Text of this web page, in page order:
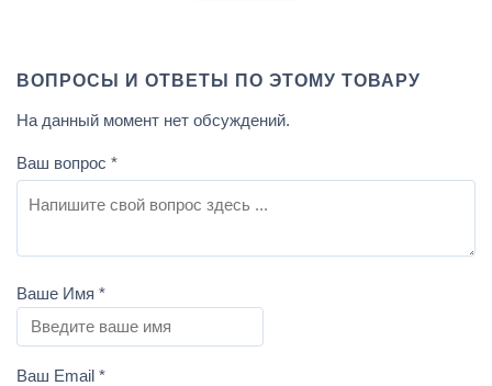
ВОПРОСЫ И ОТВЕТЫ ПО ЭТОМУ ТОВАРУ
На данный момент нет обсуждений.
Ваш вопрос *
Ваше Имя *
Ваш Email *